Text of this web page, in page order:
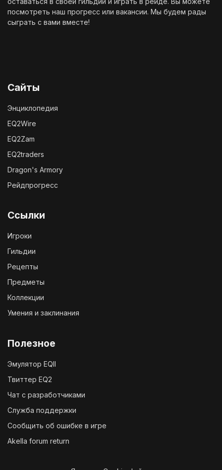
посмотреть наш прогресс или вакансии. Мы будем рады
сыграть с вами вместе!
Сайты
Энциклопедия
EQ2Wire
EQ2Zam
EQ2traders
Dragon's Armory
Рейдпрогресс
Ссылки
Игроки
Гильдии
Рецепты
Предметы
Коллекции
Умения и заклинания
Полезное
Эмулятор EQII
Твиттер EQ2
Чат с разработчиками
Служба поддержки
Сообщить об ошибке в игре
Akella forum return